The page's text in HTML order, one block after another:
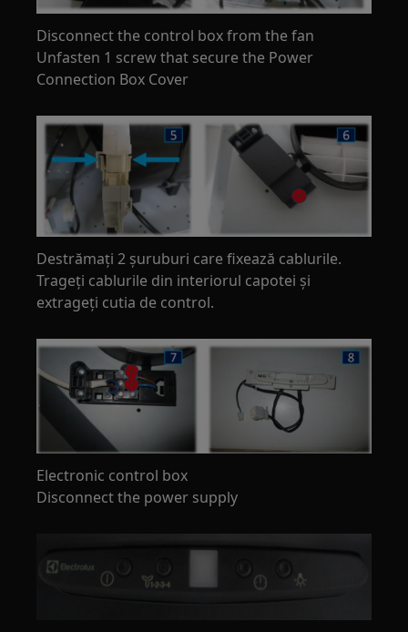
Disconnect the control box from the fan
Unfasten 1 screw that secure the Power
Connection Box Cover
Destrămați 2 șuruburi care fixează cablurile.
Trageți cablurile din interiorul capotei și
extrageți cutia de control.
Electronic control box
Disconnect the power supply